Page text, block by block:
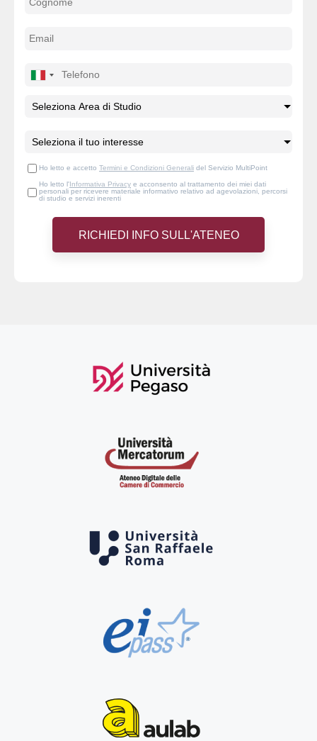
Ho letto e accetto Termini e Condizioni Generali del Servizio MultiPoint
Ho letto l' Informativa Privacy e acconsento al trattamento dei miei dati
personali per ricevere materiale informativo relativo ad agevolazioni, percorsi
di studio e servizi inerenti